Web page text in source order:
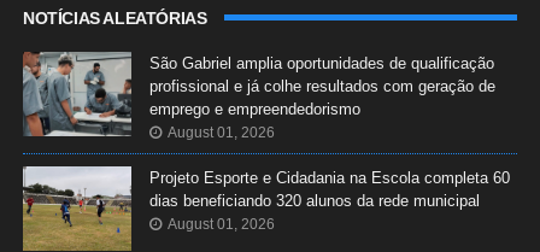
NOTÍCIAS ALEATÓRIAS
São Gabriel amplia oportunidades de qualificação
profissional e já colhe resultados com geração de
emprego e empreendedorismo
August 01, 2026
Projeto Esporte e Cidadania na Escola completa 60
dias beneficiando 320 alunos da rede municipal
August 01, 2026